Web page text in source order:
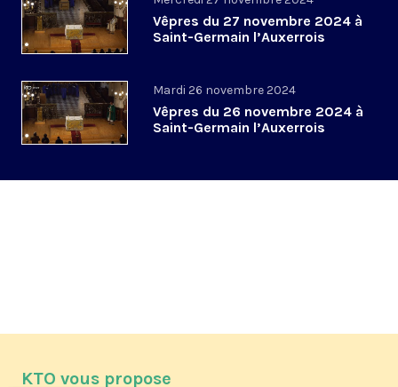
Vêpres du 27 novembre 2024 à
Saint-Germain l’Auxerrois
Mardi 26 novembre 2024
Vêpres du 26 novembre 2024 à
Saint-Germain l’Auxerrois
KTO vous propose